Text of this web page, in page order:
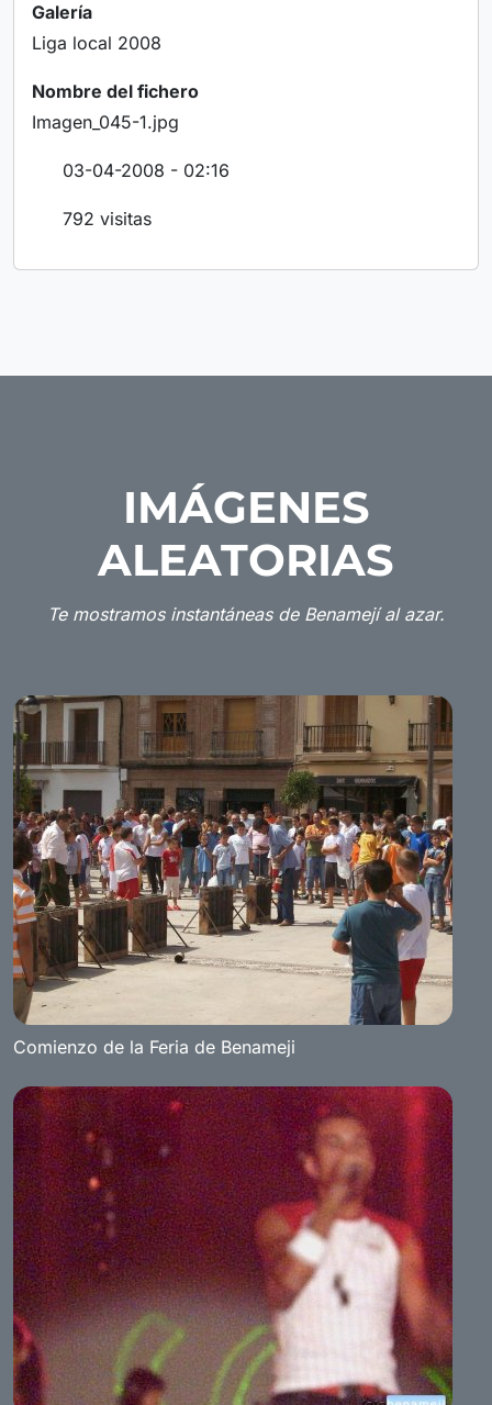
Galería
Liga local 2008
Nombre del fichero
Imagen_045-1.jpg
03-04-2008 - 02:16
792 visitas
IMÁGENES
ALEATORIAS
Te mostramos instantáneas de Benamejí al azar.
Comienzo de la Feria de Benameji